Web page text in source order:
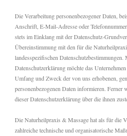
Die Verarbeitung personenbezogener Daten,
Anschrift, E-Mail-Adresse oder
stets im Einklang mit der Datenschutz-
Übereinstimmung mit den für die
landesspezifischen Datenschutzbestimmungen.
Datenschutzerklärung möchte das
Umfang und Zweck der von uns erhobenen,
personenbezogenen Daten informieren. Ferner
dieser Datenschutzerklärung über die ihnen
Die Naturheilpraxis & Massage hat als für die
zahlreiche technische und organisatorische